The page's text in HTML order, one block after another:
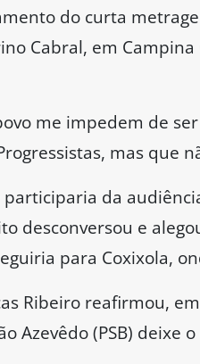
do curta
Cabral, em
me impedem de
mas que
da
desconversou e
para Coxixola,
Ribeiro reafirmou,
Azevêdo (PSB) deixe